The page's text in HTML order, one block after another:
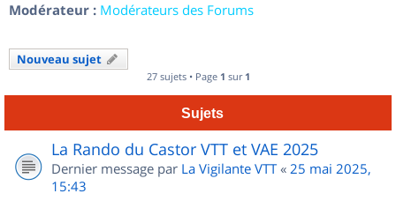
Modérateur : Modérateurs des Forums
Nouveau sujet
27 sujets • Page 1 sur 1
Sujets
La Rando du Castor VTT et VAE 2025
Dernier message par La Vigilante VTT« 25 mai 2025,
15:43